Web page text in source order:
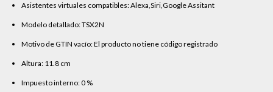
Asistentes virtuales compatibles: Alexa,Siri,Google Assitant
Modelo detallado: TSX2N
Motivo de GTIN vacío: El producto no tiene código registrado
Altura: 11.8 cm
Impuesto interno: 0 %